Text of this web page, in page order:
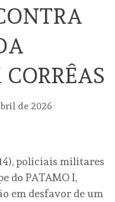
de 2026
policiais militares
do PATAMO I,
em desfavor de um